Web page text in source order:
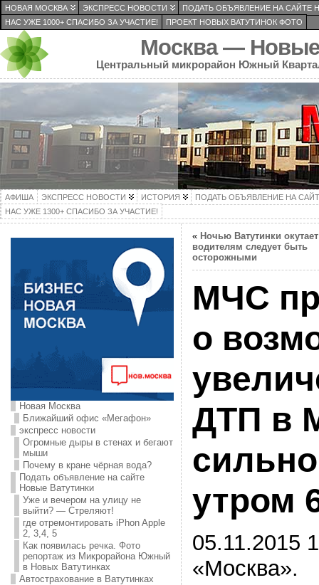
НОВАЯ МОСКВА ЭКСПРЕСС НОВОСТИ
ПОДАТЬ ОБЪЯВЛЕНИЕ НА САЙТЕ
НАС УЖЕ 1000+ СПАСИБО ЗА УЧАСТИЕ!
ПРОЕКТ НОВЫХ ВАТУТИНОК ФОТО
Москва — Новые
Центральный микрорайон Южный
АФИША ЭКСПРЕСС НОВОСТИ ИСТОРИЯ
ПОДАТЬ ОБЪЯВЛЕНИЕ НА
НАС УЖЕ 1300+ СПАСИБО ЗА УЧАСТИЕ!
Новая Москва
Ближайший офис «Мегафон»
экспресс новости
Огромные дыры в стенах и бегают
мыши
Почему в кране чёрная вода?
Подать объявление на сайте
Новые Ватутинки
Уже и вечером на улицу не
выйти? — Стреляют!
где отремонтировать iPhon Apple
2, 3,4, 5
Как появилась речка. Фото
репортаж из Микрорайона Южный
в Новых Ватутинках
Автострахование в Ватутинках
« Ночью Ватутинки
водителям следует быть
осторожными
МЧС
о
ДТП в
утром
05.11.2015
«Москва».